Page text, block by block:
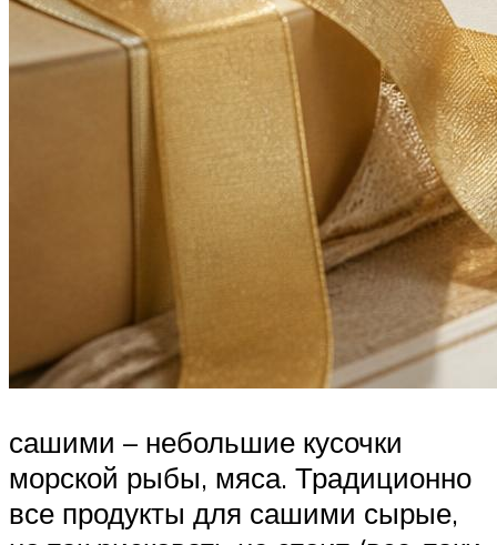
сашими – небольшие кусочки
морской рыбы, мяса. Традиционно
все продукты для сашими сырые,